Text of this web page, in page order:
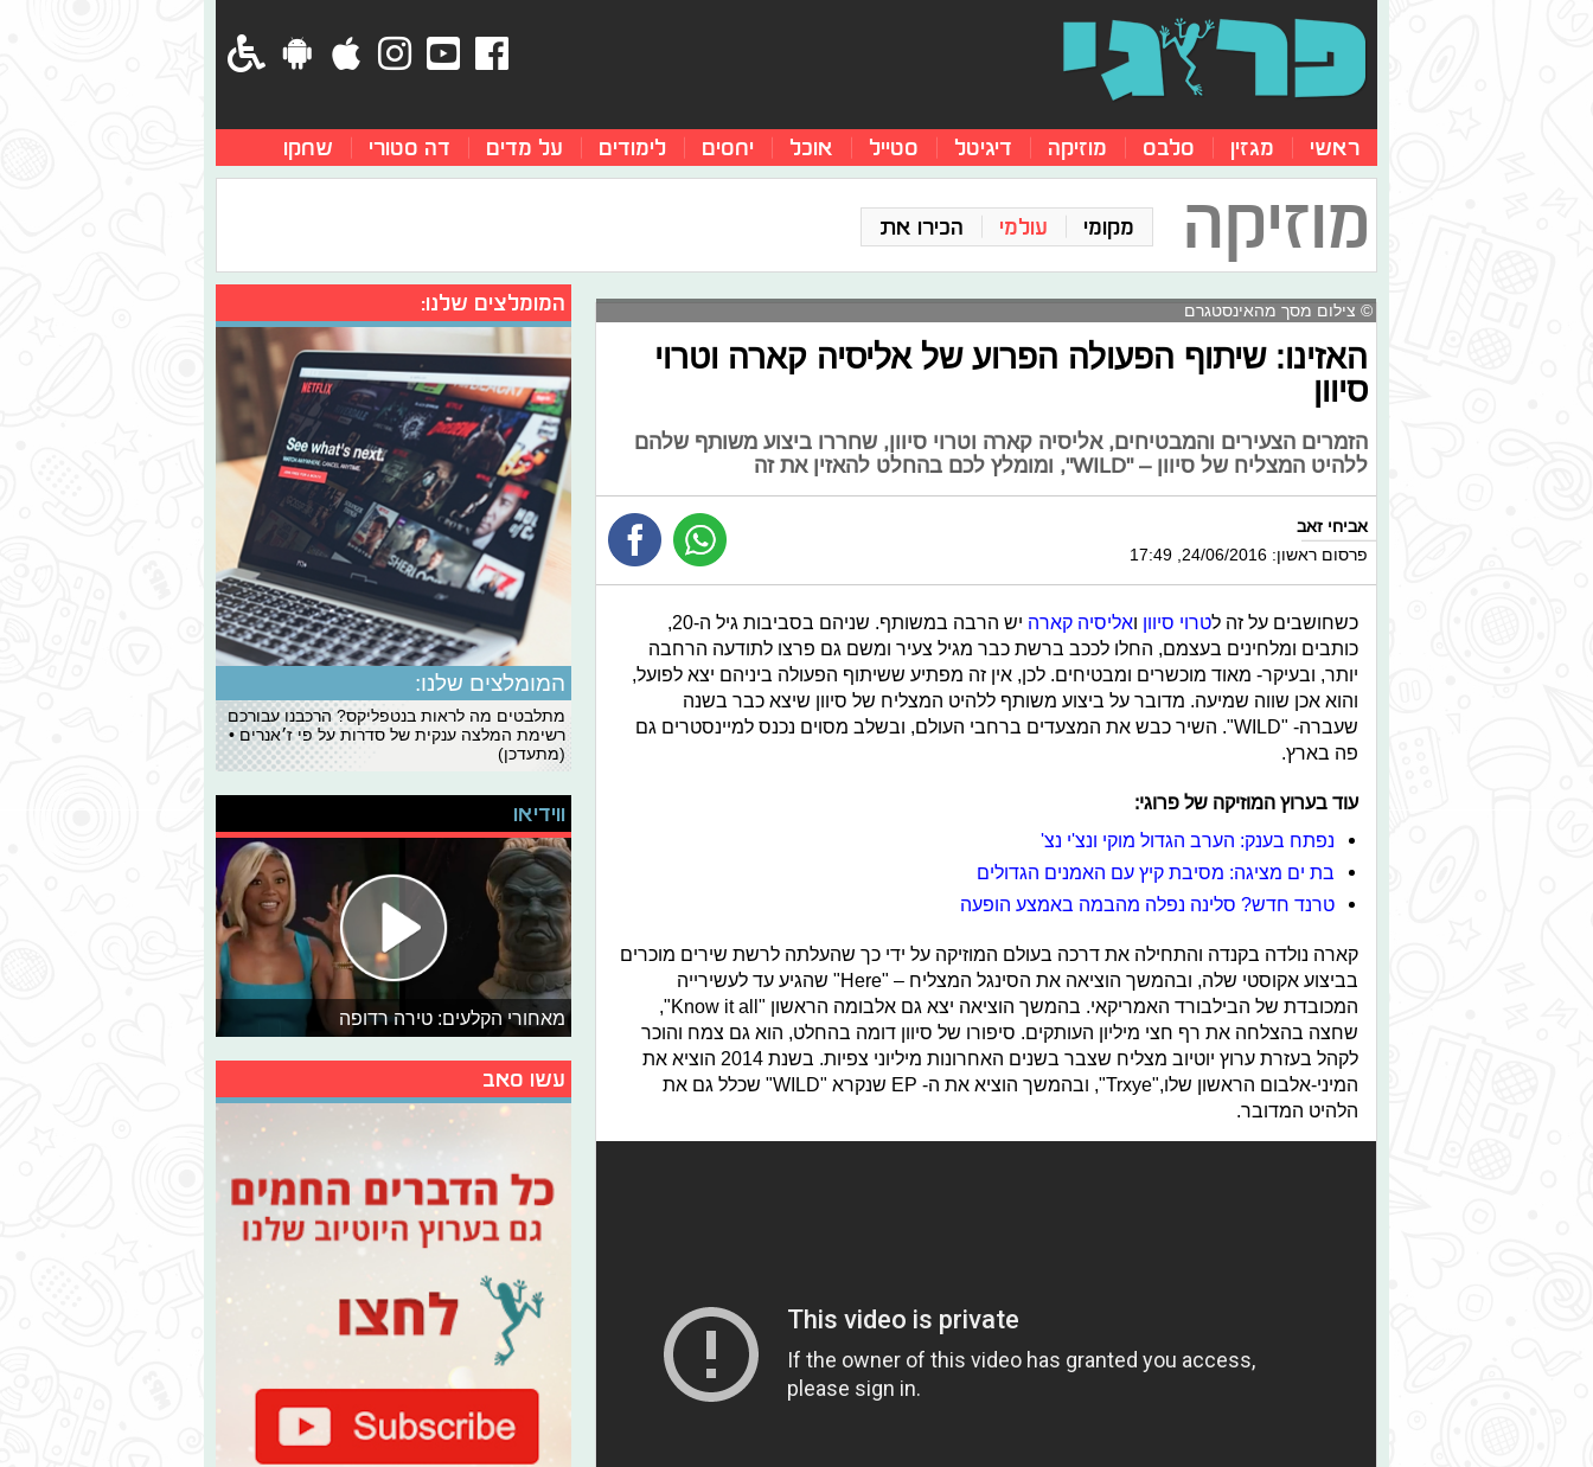
ראשי מגזין סלבס מוזיקה דיגיטל סטייל אוכל יחסים לימודים על מדים דה סטורי שחקו
מוזיקה מקומי עולמי הכירו את
© צילום מסך מהאינסטגרם
האזינו: שיתוף הפעולה הפרוע של אליסיה קארה וטרוי
סיוון
הזמרים הצעירים והמבטיחים, אליסיה קארה וטרוי סיוון, שחררו ביצוע משותף שלהם
ללהיט המצליח של סיוון – "WILD", ומומלץ לכם בהחלט להאזין את זה
אביחי זאב
פרסום ראשון: 24/06/2016, 17:49
כשחושבים על זה לטרוי סיוון ואליסיה קארה
יש הרבה במשותף. שניהם בסביבות גיל ה-20,
כותבים ומלחינים בעצמם, החלו לככב ברשת כבר מגיל צעיר ומשם גם פרצו לתודעה הרחבה
יותר, ובעיקר- מאוד מוכשרים ומבטיחים. לכן, אין זה מפתיע ששיתוף הפעולה ביניהם יצא לפועל,
והוא אכן שווה שמיעה. מדובר על ביצוע משותף ללהיט המצליח של סיוון שיצא כבר בשנה
שעברה- "WILD". השיר כבש את המצעדים ברחבי העולם, ובשלב מסוים נכנס למיינסטרים גם
פה בארץ.
עוד בערוץ המוזיקה של פרוגי:
נפתח בענק: הערב הגדול מוקי ונצ'י נצ'
בת ים מציגה: מסיבת קיץ עם האמנים הגדולים
טרנד חדש? סלינה נפלה מהבמה באמצע הופעה
קארה נולדה בקנדה והתחילה את דרכה בעולם המוזיקה על ידי כך שהעלתה לרשת שירים מוכרים
בביצוע אקוסטי שלה, ובהמשך הוציאה את הסינגל המצליח – "Here" שהגיע עד לעשירייה
המכובדת של הבילבורד האמריקאי. בהמשך הוציאה יצא גם אלבומה הראשון "Know it all",
שחצה בהצלחה את רף חצי מיליון העותקים. סיפורו של סיוון דומה בהחלט, הוא גם צמח והוכר
לקהל בעזרת ערוץ יוטיוב מצליח שצבר בשנים האחרונות מיליוני צפיות. בשנת 2014 הוציא את
המיני-אלבום הראשון שלו,"Trxye", ובהמשך הוציא את ה- EP שנקרא "WILD" שכלל גם את
הלהיט המדובר.
המומלצים שלנו:
המומלצים שלנו:
מתלבטים מה לראות בנטפליקס? הרכבנו עבורכם
רשימת המלצה ענקית של סדרות על פי ז׳אנרים •
(מתעדכן)
ווידיאו
מאחורי הקלעים: טירה רדופה
עשו סאב